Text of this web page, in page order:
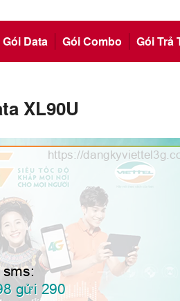
Gói Data
Gói Combo Gói Trả
XL90U